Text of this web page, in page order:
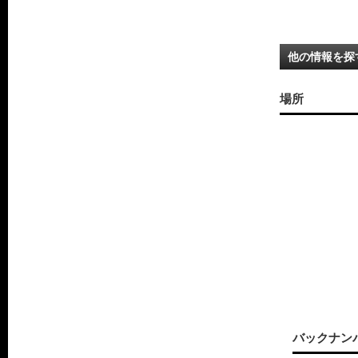
他の情報を探
場所
バックナン